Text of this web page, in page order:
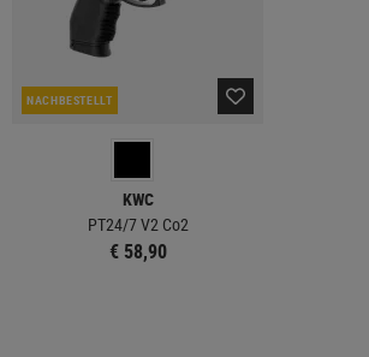
NACHBESTELLT
KWC
PT24/7 V2 Co2
€ 58,90